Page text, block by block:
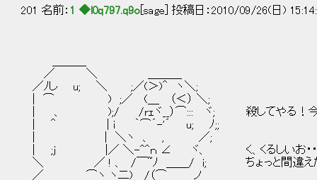
201 名前： 1 ◆l0q797.q9o [sage] 投稿日：2010/09/26(日)
／ ＼ ＿＿＿
／ﾉし u; ＼ ;／(＞)＾ ヽ＼;
| ⌒ ) ;／ (＿ （＜） ＼;
| 、 );/ /rｪヾ__）⌒::: ヾ; 殺してやる！今、こ
| ＾ | i ｀⌒´-'´ u; ﾉ;;
| | ＼ヽ 、 , ／;
| ;j |／ ＼-^^ｎ ∠ ヾ、 く、くるしいお・・やら
＼ ／ ! 、 /￣~ﾉ ＿＿/ i; ちょっと間違えただ
／ ⌒ヽ ヽ二) /（⌒ ノ